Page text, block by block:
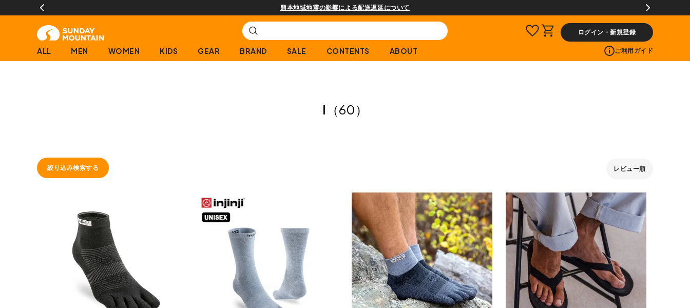
熊本地域地震の影響による配送遅延について
ログイン・新規登録
ALL MEN WOMEN KIDS GEAR BRAND SALE CONTENTS ABOUT ご利用ガイド
I （60）
絞り込み検索する レビュー順